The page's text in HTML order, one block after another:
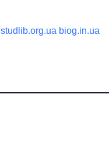
studlib.org.ua biog.in.ua